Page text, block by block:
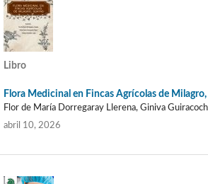
Libro
Flora Medicinal en Fincas Agrícolas de Milagro,
Flor de María Dorregaray Llerena, Giniva
abril 10, 2026